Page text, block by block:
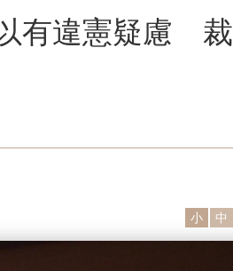
有違憲疑慮 裁
小 中